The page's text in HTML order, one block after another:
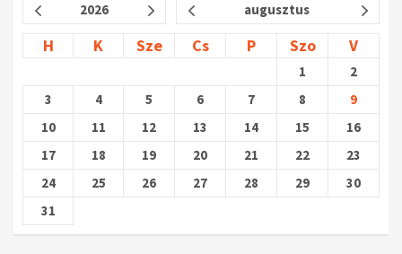
2026 augusztus
H K Sze Cs P Szo V
1
2
3
4 5 6 7 8
9
10
11 12 13 14 15
16
17
18 19 20 21 22
23
24
25 26 27 28 29
30
31